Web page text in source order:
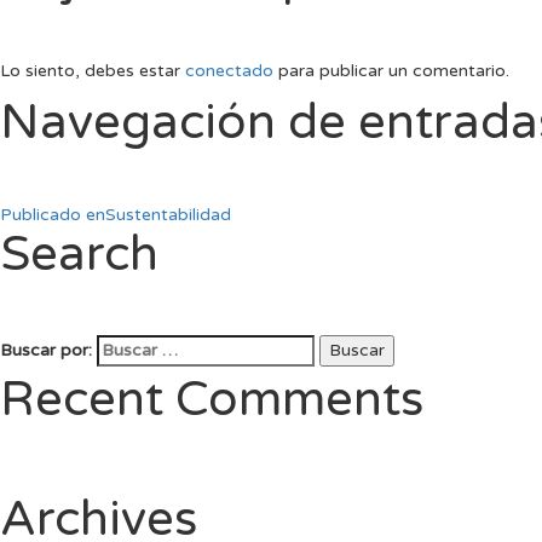
Lo siento, debes estar conectado para publicar un comentario.
Navegación de
Publicado enSustentabilidad
Search
Buscar por: Buscar
Recent Comments
Archives